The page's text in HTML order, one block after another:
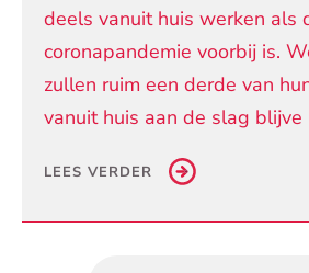
deels vanuit huis werken als
coronapandemie voorbij is.
zullen ruim een derde van
vanuit huis aan de slag blijve
LEES VERDER